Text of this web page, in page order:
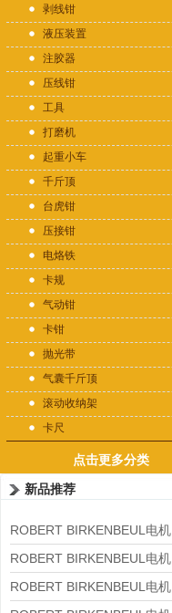
剥线钳
液压装置
注胶器
压线钳
工具
打磨机
起重小车
千斤顶
台虎钳
压接钳
电烙铁
卡规
气动钳
卡钳
抛光带
气囊千斤顶
滚动收纳架
卡尺
点击更多分类
新品推荐
ROBERT BIRKENBEUL电机
8APE225M-4-IE3
ROBERT BIRKENBEUL电机
8APE180L-4 IE3
ROBERT BIRKENBEUL电机